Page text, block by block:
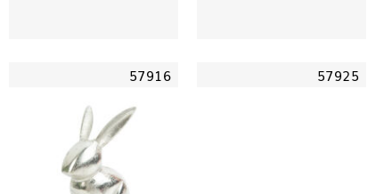
57916 57925